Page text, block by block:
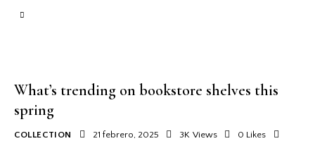
What’s trending on bookstore shelves this
spring
COLLECTION 21 febrero, 2025 3K Views 0 Likes